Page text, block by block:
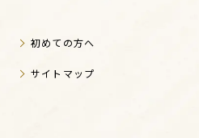
初めての方へ
サイトマップ